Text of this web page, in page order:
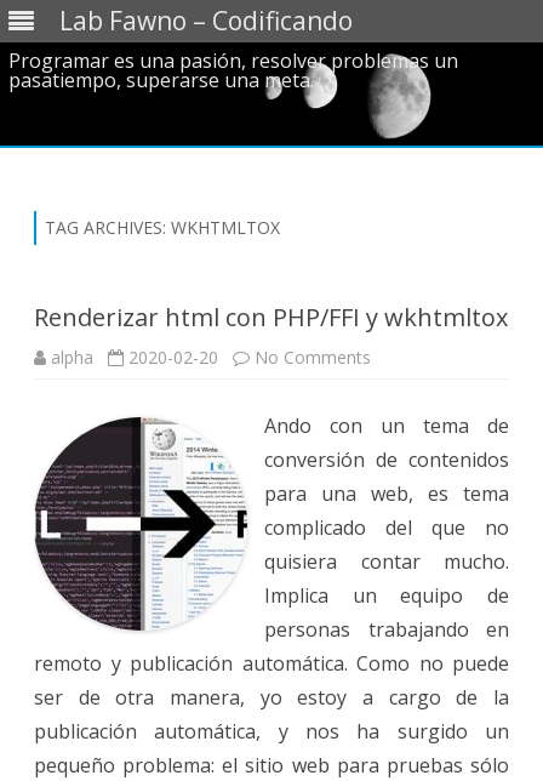
Lab Fawno – Codificando
Programar es una pasión, resolver problemas un
pasatiempo, superarse una meta.
TAG ARCHIVES: WKHTMLTOX
Renderizar html con PHP/FFI y wkhtmltox
alpha 2020-02-20 No Comments
PHP/FFI
wkhtmltox
Ando con un tema de
conversión de contenidos
para una web, es tema
complicado del que no
quisiera contar mucho.
Implica un equipo de
personas trabajando en
remoto y publicación automática. Como no puede
ser de otra manera, yo estoy a cargo de la
publicación automática, y nos ha surgido un
pequeño problema: el sitio web para pruebas sólo